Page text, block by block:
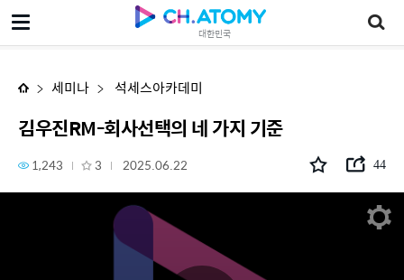
대한민국
김우진RM-회사선택의 네 가지 기준
세미나 석세스아카데미
김우진RM-회사선택의 네 가지 기준
1,243 3 2025.06.22 44